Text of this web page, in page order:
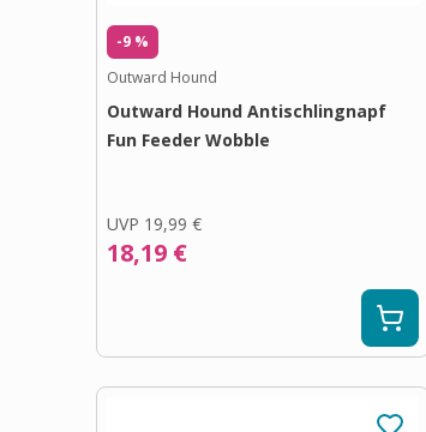
-9 %
Outward Hound
Outward Hound Antischlingnapf
Fun Feeder Wobble
UVP 19,99 €
18,19 €